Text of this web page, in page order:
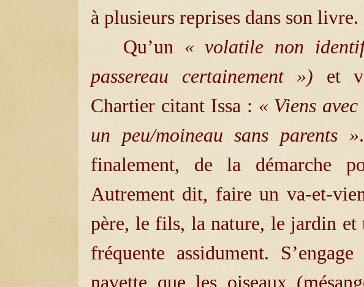
à plusieurs reprises dans son livre.
Qu’un « volatile non
passereau certainement ») et
Chartier citant Issa : « Viens
un peu/moineau sans parents »
finalement, de la démarche
Autrement dit, faire un va-et-
père, le fils, la nature, le jardin et
fréquente assidument.
navette que les oiseaux